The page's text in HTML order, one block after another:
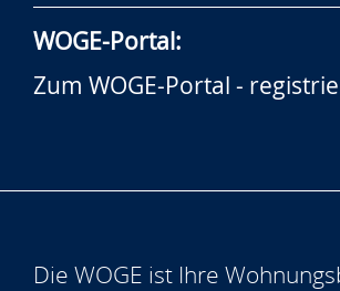
WOGE-Portal:
Zum WOGE-Portal -
Die WOGE ist Ihre